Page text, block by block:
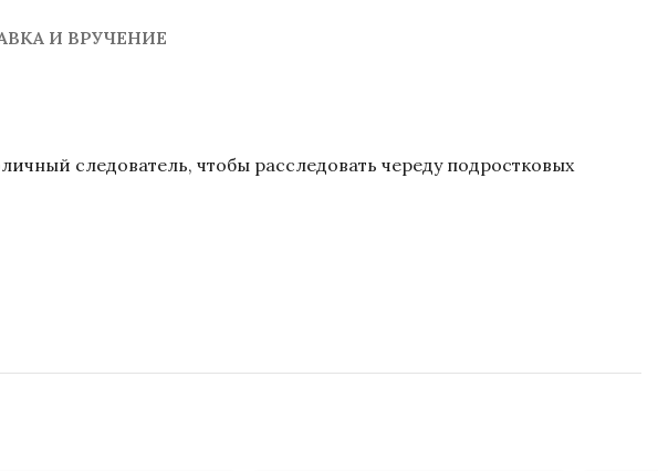
И ВРУЧЕНИЕ
следователь, чтобы расследовать череду подростковых